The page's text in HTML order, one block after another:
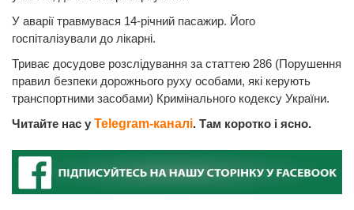
У аварії травмувася 14-річний пасажир. Його
госпіталізували до лікарні.
Триває досудове розслідування за статтею 286 (Порушення
правил безпеки дорожнього руху особами, які керують
транспортними засобами) Кримінального кодексу України.
Читайте нас у Telegram-каналі. Там коротко і ясно.